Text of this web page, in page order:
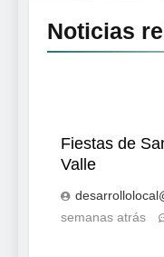
Noticias
Fiestas de
Valle
semanas atrás